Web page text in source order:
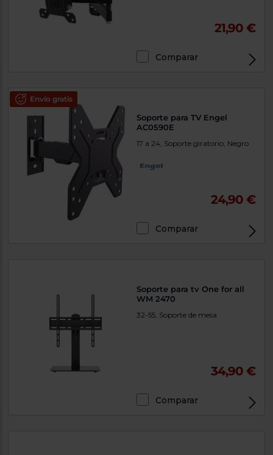
21,90 €
Comparar
Envío gratis
Soporte para TV Engel
AC0590E
17 a 24, Soporte giratorio, Negro
24,90 €
Comparar
Soporte para tv One for all
WM 2470
32-55, Soporte de mesa
34,90 €
Comparar